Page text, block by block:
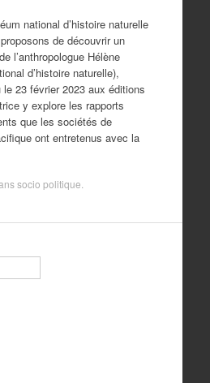
national d’histoire naturelle
de découvrir un
l’anthropologue Hélène
d’histoire naturelle),
23 février 2023 aux éditions
y explore les rapports
que les sociétés de
ont entretenus avec la
socio politique